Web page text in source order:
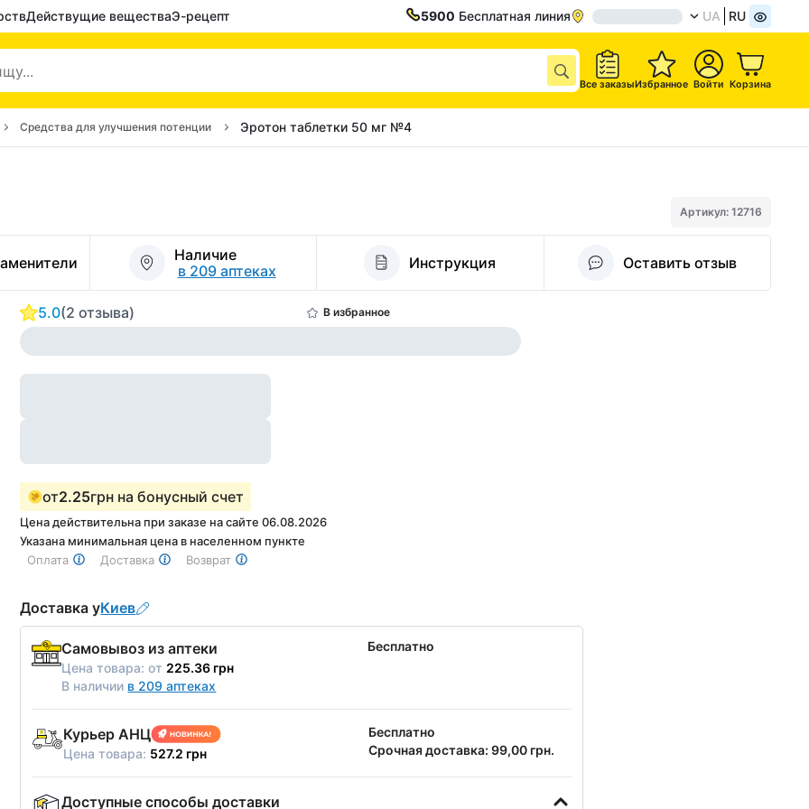
Действущие веществаЭ-рецепт 5900 Бесплатная линия UA RU
Все заказыИзбранное Войти Корзина
Средства для улучшения потенции Эротон таблетки 50 мг №4
Артикул: 12716
Наличие
в 209 аптеках
Инструкция Оставить отзыв
5.0(2 отзыва) В избранное
от2.25грн на бонусный счет
Цена действительна при заказе на сайте 06.08.2026
Указана минимальная цена в населенном пункте
Оплата
Доставка Возврат
Доставка уКиев
Самовывоз из аптеки
Цена товара:от 225.36 грн
В наличии в 209 аптеках
Бесплатно
Курьер АНЦ
Цена товара: 527.2 грн
Бесплатно
Срочная доставка: 99,00 грн.
Доступные способы доставки